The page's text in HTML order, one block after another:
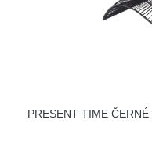
PRESENT TIME